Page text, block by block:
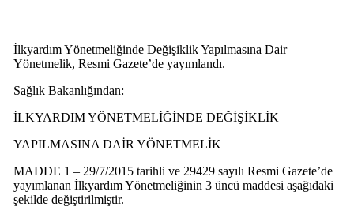
İlkyardım Yönetmeliğinde Değişiklik Yapılmasına Dair
Yönetmelik, Resmi Gazete’de yayımlandı.
Sağlık Bakanlığından:
İLKYARDIM YÖNETMELİĞİNDE DEĞİŞİKLİK
YAPILMASINA DAİR YÖNETMELİK
MADDE 1 – 29/7/2015 tarihli ve 29429 sayılı Resmi Gazete’de
yayımlanan İlkyardım Yönetmeliğinin 3 üncü maddesi aşağıdaki
şekilde değiştirilmiştir.